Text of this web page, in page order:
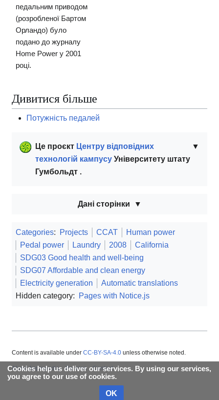
педальним приводом
(розробленої Бартом
Орландо) було
подано до журналу
Home Power у 2001
році.
Дивитися більше
Потужність педалей
▼
Це проєкт Центру відповідних
технологій кампусу Університету штату
Гумбольдт .
Дані сторінки
Categories: Projects CCAT
Human power
Pedal power
Laundry 2008
California
SDG03 Good health and well-being
SDG07 Affordable and clean energy
Electricity generation
Automatic translations
Hidden category:
Pages with Notice.js
Cookies help us deliver our services. By using our services,
you agree to our use of cookies.
OK
Content is available under CC-BY-SA-4.0 unless otherwise noted.
About Appropedia Policies Contact